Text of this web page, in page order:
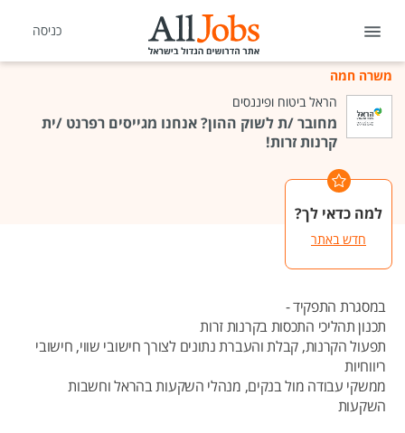
כניסה
משרה חמה
הראל ביטוח ופיננסים
מחובר /ת לשוק ההון? אנחנו מגייסים רפרנט /ית
קרנות זרות!
למה כדאי לך?
חדש באתר
במסגרת התפקיד -
תכנון תהליכי התכסות בקרנות זרות
תפעול הקרנות, קבלת והעברת נתונים לצורך חישובי שווי, חישובי
ריווחיות
ממשקי עבודה מול בנקים, מנהלי השקעות בהראל וחשבות
השקעות